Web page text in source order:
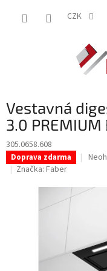
CZK
Vestavná
3.0 PREMIUM
305.0658.608
Doprava zdarma
je
Značka: Faber